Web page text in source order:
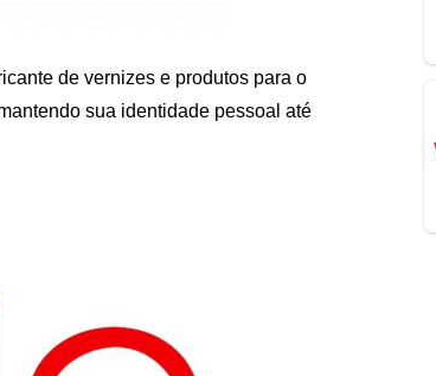
de vernizes e produtos para o
sua identidade pessoal até